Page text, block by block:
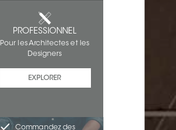
PROFESSIONNEL
Pour les Architectes et les
Designers
EXPLORER
Commandez des